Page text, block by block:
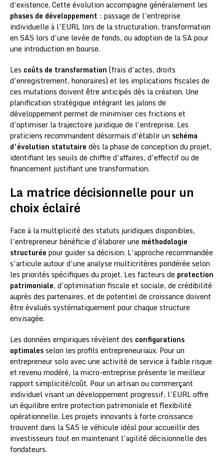
d’existence. Cette évolution accompagne généralement les
phases de développement : passage de l’entreprise
individuelle à l’EURL lors de la structuration, transformation
en SAS lors d’une levée de fonds, ou adoption de la SA pour
une introduction en bourse.
Les coûts de transformation (frais d’actes, droits
d’enregistrement, honoraires) et les implications fiscales de
ces mutations doivent être anticipés dès la création. Une
planification stratégique intégrant les jalons de
développement permet de minimiser ces frictions et
d’optimiser la trajectoire juridique de l’entreprise. Les
praticiens recommandent désormais d’établir un schéma
d’évolution statutaire dès la phase de conception du projet,
identifiant les seuils de chiffre d’affaires, d’effectif ou de
financement justifiant une transformation.
La matrice décisionnelle pour un
choix éclairé
Face à la multiplicité des statuts juridiques disponibles,
l’entrepreneur bénéficie d’élaborer une méthodologie
structurée pour guider sa décision. L’approche recommandée
s’articule autour d’une analyse multicritères pondérée selon
les priorités spécifiques du projet. Les facteurs de protection
patrimoniale, d’optimisation fiscale et sociale, de crédibilité
auprès des partenaires, et de potentiel de croissance doivent
être évalués systématiquement pour chaque structure
envisagée.
Les données empiriques révèlent des configurations
optimalesselon les profils entrepreneuriaux. Pour un
entrepreneur solo avec une activité de service à faible risque
et revenu modéré, la micro-entreprise présente le meilleur
rapport simplicité/coût. Pour un artisan ou commerçant
individuel visant un développement progressif, l’EURL offre
un équilibre entre protection patrimoniale et flexibilité
opérationnelle. Les projets innovants à forte croissance
trouvent dans la SAS le véhicule idéal pour accueillir des
investisseurs tout en maintenant l’agilité décisionnelle des
fondateurs.